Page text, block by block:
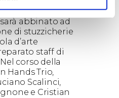
più amate di
abbinato ad
di stuzzicherie
d’arte
staff di
corso della
Hands Trio,
Scalinci,
e Cristian